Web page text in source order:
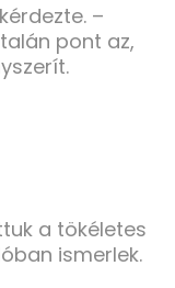
–
pont az,
a tökéletes
ismerlek.